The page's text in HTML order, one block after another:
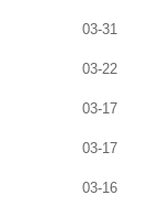
03-31
03-22
03-17
03-17
03-16